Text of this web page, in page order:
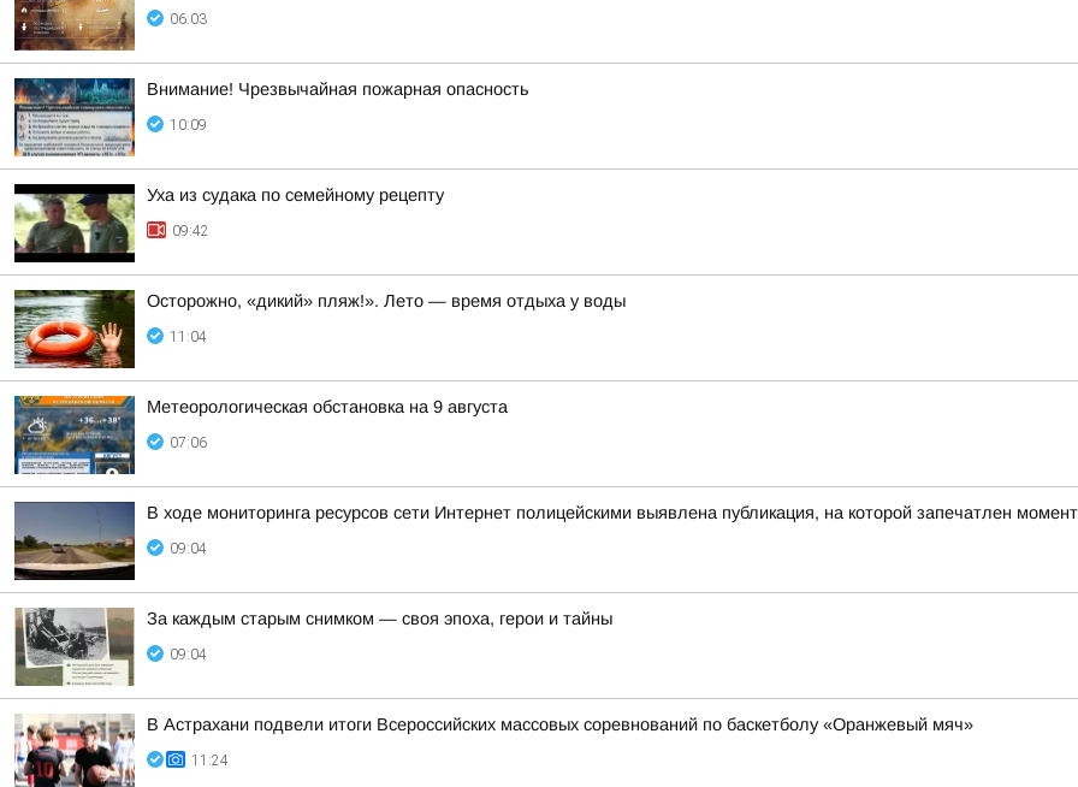
06:03
Внимание! Чрезвычайная пожарная опасность
10:09
Уха из судака по семейному рецепту
09:42
Осторожно, «дикий» пляж!». Лето — время отдыха у воды
11:04
Метеорологическая обстановка на 9 августа
07:06
В ходе мониторинга ресурсов сети Интернет полицейскими выявлена публикация, на которой запечатлен
09:04
За каждым старым снимком — своя эпоха, герои и тайны
09:04
В Астрахани подвели итоги Всероссийских массовых соревнований по баскетболу «Оранжевый мяч»
11:24